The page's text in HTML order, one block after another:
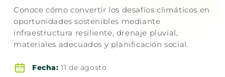
Conoce cómo convertir los desafíos climáticos en
oportunidades sostenibles mediante
infraestructura resiliente, drenaje pluvial,
materiales adecuados y planificación social.
Fecha: 11 de agosto